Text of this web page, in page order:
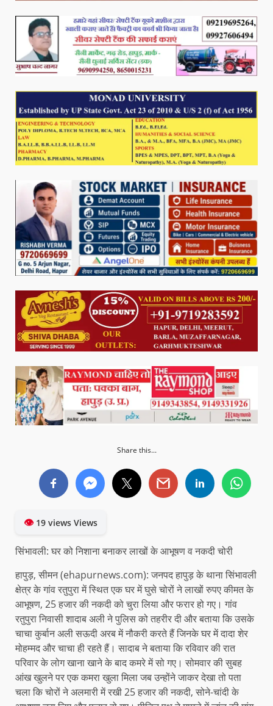
Share this...
👁19 views Views
सिंभावली: घर को निशाना बनाकर लाखों के आभूषण व नकदी चोरी
हापुड़, सीमन (ehapurnews.com): जनपद हापुड़ के थाना सिंभावली
क्षेत्र के गांव रतुपुरा में स्थित एक घर में घुसे चोरों ने लाखों रुपए कीमत के
आभूषण, 25 हजार की नकदी को चुरा लिया और फरार हो गए। गांव
रतुपुरा निवासी शादाब अली ने पुलिस को तहरीर दी और बताया कि उसके
चाचा कुर्बान अली सऊदी अरब में नौकरी करते हैं जिनके घर में दादा शेर
मोहम्मद और चाचा ही रहते हैं। सादाब ने बताया कि रविवार की रात
परिवार के लोग खाना खाने के बाद कमरे में सो गए। सोमवार की सुबह
आंख खुलने पर एक कमरा खुला मिला जब उन्होंने जाकर देखा तो पता
चला कि चोरों ने अलमारी में रखी 25 हजार की नकदी, सोने-चांदी के